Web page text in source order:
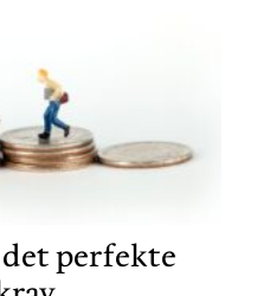
perfekte